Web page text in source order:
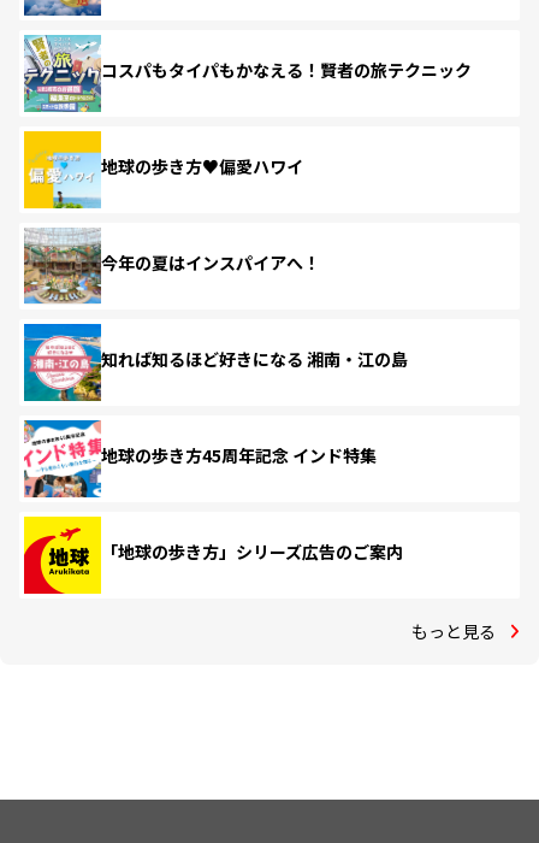
コスパもタイパもかなえる！賢者の旅テクニック
地球の歩き方♥偏愛ハワイ
今年の夏はインスパイアへ！
知れば知るほど好きになる 湘南・江の島
地球の歩き方45周年記念 インド特集
「地球の歩き方」シリーズ広告のご案内
もっと見る